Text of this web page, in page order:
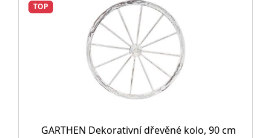
TOP
GARTHEN Dekorativní dřevěné kolo, 90 cm